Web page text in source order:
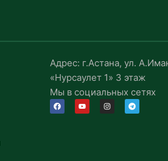
Адрес: г.Астана, ул.
«Нурсаулет 1» 3 этаж
Мы в социальных сетях